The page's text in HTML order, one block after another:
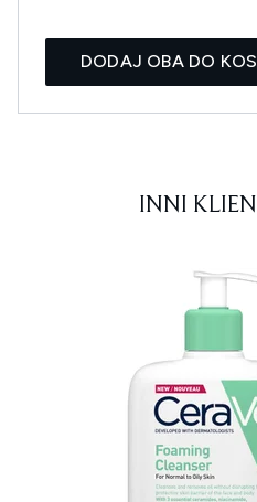
DODAJ OBA DO
INNI